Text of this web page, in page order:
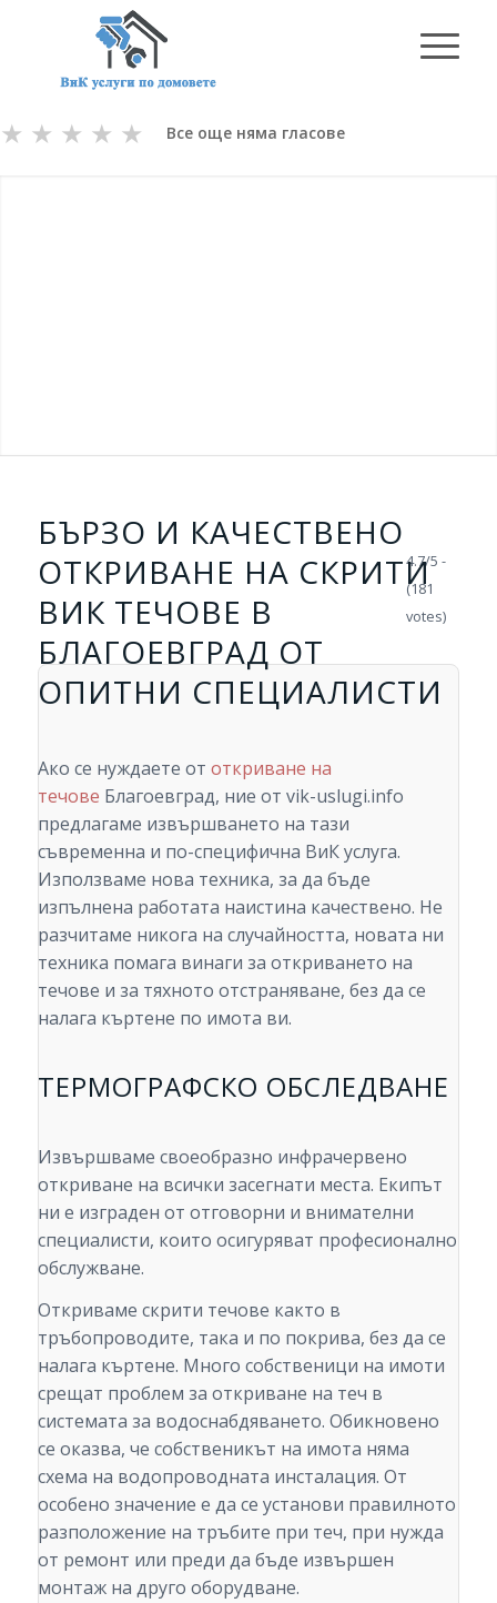
★
★
★
★
★ Все още няма гласове
БЪРЗО И КАЧЕСТВЕНО
ОТКРИВАНЕ НА СКРИТИ
ВИК ТЕЧОВЕ В
БЛАГОЕВГРАД ОТ
ОПИТНИ СПЕЦИАЛИСТИ
Ако се нуждаете от откриване на
течове Благоевград, ние от vik-uslugi.info
предлагаме извършването на тази
съвременна и по-специфична ВиК услуга.
Използваме нова техника, за да бъде
изпълнена работата наистина качествено. Не
разчитаме никога на случайността, новата ни
техника помага винаги за откриването на
течове и за тяхното отстраняване, без да се
налага къртене по имота ви.
ТЕРМОГРАФСКО ОБСЛЕДВАНЕ
Извършваме своеобразно инфрачервено
откриване на всички засегнати места. Екипът
ни е изграден от отговорни и внимателни
специалисти, които осигуряват професионално
обслужване.
Откриваме скрити течове както в
тръбопроводите, така и по покрива, без да се
налага къртене. Много собственици на имоти
срещат проблем за откриване на теч в
системата за водоснабдяването. Обикновено
се оказва, че собственикът на имота няма
схема на водопроводната инсталация. От
особено значение е да се установи правилното
разположение на тръбите при теч, при нужда
от ремонт или преди да бъде извършен
монтаж на друго оборудване.
4.7/5 -
(181
votes)